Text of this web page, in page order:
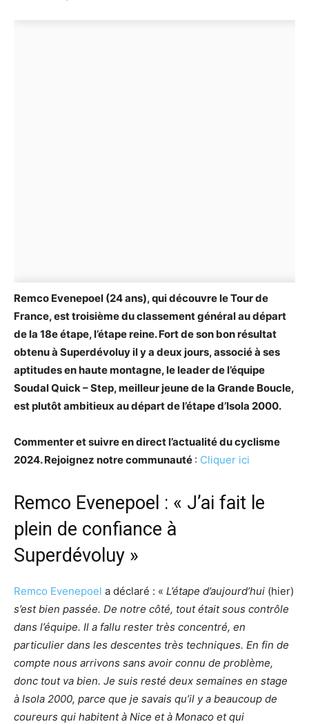
Remco Evenepoel (24 ans), qui découvre le Tour de
France, est troisième du classement général au départ
de la 18e étape, l’étape reine. Fort de son bon résultat
obtenu à Superdévoluy il y a deux jours, associé à ses
aptitudes en haute montagne, le leader de l’équipe
Soudal Quick – Step, meilleur jeune de la Grande Boucle,
est plutôt ambitieux au départ de l’étape d’Isola 2000.
Commenter et suivre en direct l’actualité du cyclisme
2024. Rejoignez notre communauté : Cliquer ici
Remco Evenepoel : « J’ai fait le
plein de confiance à
Superdévoluy »
Remco Evenepoel a déclaré : « L’étape d’aujourd’hui (hier)
s’est bien passée. De notre côté, tout était sous contrôle
dans l’équipe. Il a fallu rester très concentré, en
particulier dans les descentes très techniques. En fin de
compte nous arrivons sans avoir connu de problème,
donc tout va bien. Je suis resté deux semaines en stage
à Isola 2000, parce que je savais qu’il y a beaucoup de
coureurs qui habitent à Nice et à Monaco et qui